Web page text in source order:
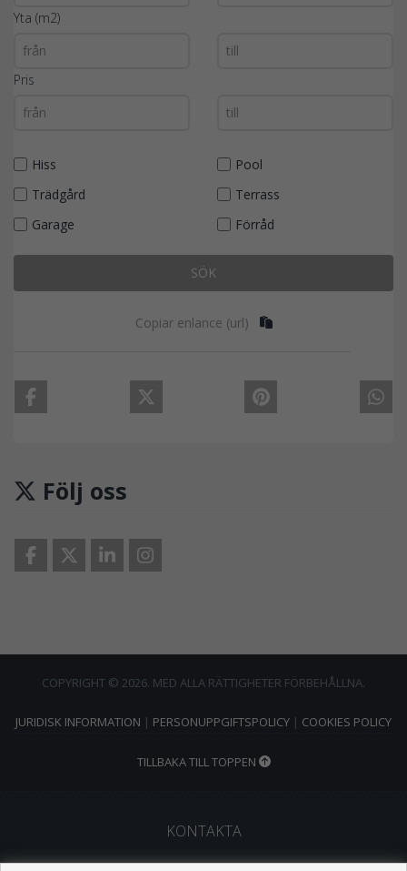
Yta (m2)
Pris
Hiss
Pool
Trädgård
Terrass
Garage
Förråd
SÖK
Copiar enlance (url)
Följ oss
COPYRIGHT © 2026. MED ALLA RÄTTIGHETER FÖRBEHÅLLNA.
JURIDISK INFORMATION | PERSONUPPGIFTSPOLICY | COOKIES POLICY
TILLBAKA TILL TOPPEN
KONTAKTA